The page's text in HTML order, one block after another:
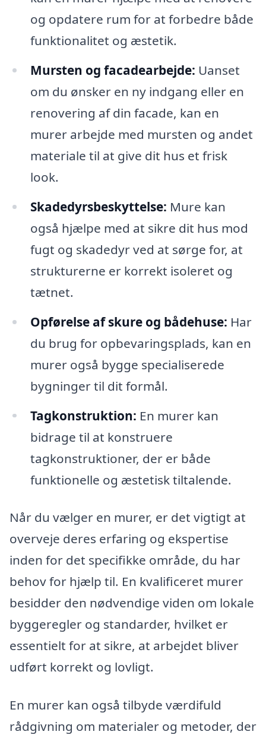
og opdatere rum for at forbedre både
funktionalitet og æstetik.
Mursten og facadearbejde: Uanset
om du ønsker en ny indgang eller en
renovering af din facade, kan en
murer arbejde med mursten og andet
materiale til at give dit hus et frisk
look.
Skadedyrsbeskyttelse: Mure kan
også hjælpe med at sikre dit hus mod
fugt og skadedyr ved at sørge for, at
strukturerne er korrekt isoleret og
tætnet.
Opførelse af skure og bådehuse: Har
du brug for opbevaringsplads, kan en
murer også bygge specialiserede
bygninger til dit formål.
Tagkonstruktion: En murer kan
bidrage til at konstruere
tagkonstruktioner, der er både
funktionelle og æstetisk tiltalende.
Når du vælger en murer, er det vigtigt at
overveje deres erfaring og ekspertise
inden for det specifikke område, du har
behov for hjælp til. En kvalificeret murer
besidder den nødvendige viden om lokale
byggeregler og standarder, hvilket er
essentielt for at sikre, at arbejdet bliver
udført korrekt og lovligt.
En murer kan også tilbyde værdifuld
rådgivning om materialer og metoder, der